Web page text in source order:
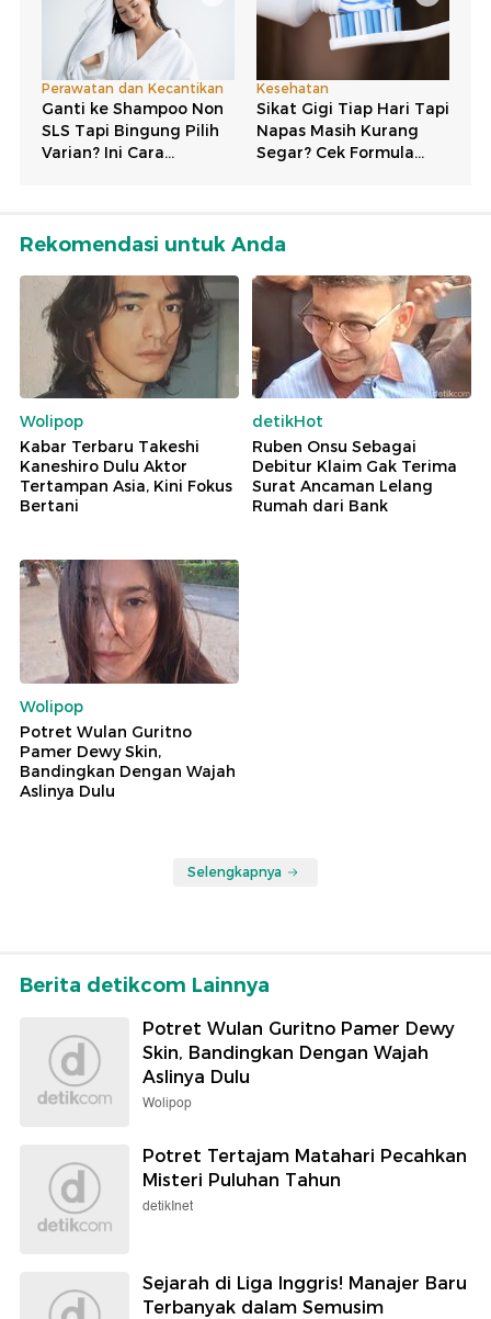
Rekomendasi untuk Anda
Wolipop
Kabar Terbaru Takeshi
Kaneshiro Dulu Aktor
Tertampan Asia, Kini Fokus
Bertani
detikHot
Ruben Onsu Sebagai
Debitur Klaim Gak Terima
Surat Ancaman Lelang
Rumah dari Bank
Wolipop
Potret Wulan Guritno
Pamer Dewy Skin,
Bandingkan Dengan Wajah
Aslinya Dulu
Selengkapnya
Berita detikcom Lainnya
Potret Wulan Guritno Pamer Dewy
Skin, Bandingkan Dengan Wajah
Aslinya Dulu
Wolipop
Potret Tertajam Matahari Pecahkan
Misteri Puluhan Tahun
detikInet
Sejarah di Liga Inggris! Manajer Baru
Terbanyak dalam Semusim